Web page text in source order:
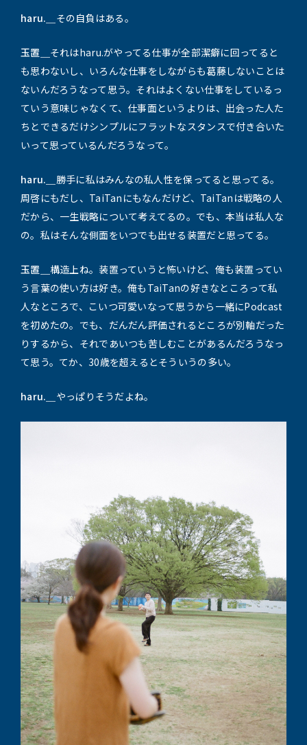
haru.＿ その自負はある。
玉置＿ それはharu.がやってる仕事が全部潔癖に回ってると
も思わないし、いろんな仕事をしながらも葛藤しないことは
ないんだろうなって思う。それはよくない仕事をしているっ
ていう意味じゃなくて、仕事面というよりは、出会った人た
ちとできるだけシンプルにフラットなスタンスで付き合いた
いって思っているんだろうなって。
haru.＿ 勝手に私はみんなの私人性を保ってると思ってる。
周啓にもだし、TaiTanにもなんだけど、TaiTanは戦略の人
だから、一生戦略について考えてるの。でも、本当は私人な
の。私はそんな側面をいつでも出せる装置だと思ってる。
玉置＿ 構造上ね。装置っていうと怖いけど、俺も装置ってい
う言葉の使い方は好き。俺もTaiTanの好きなところって私
人なところで、こいつ可愛いなって思うから一緒にPodcast
を初めたの。でも、だんだん評価されるところが別軸だった
りするから、それであいつも苦しむことがあるんだろうなっ
て思う。てか、30歳を超えるとそういうの多い。
haru.＿ やっぱりそうだよね。